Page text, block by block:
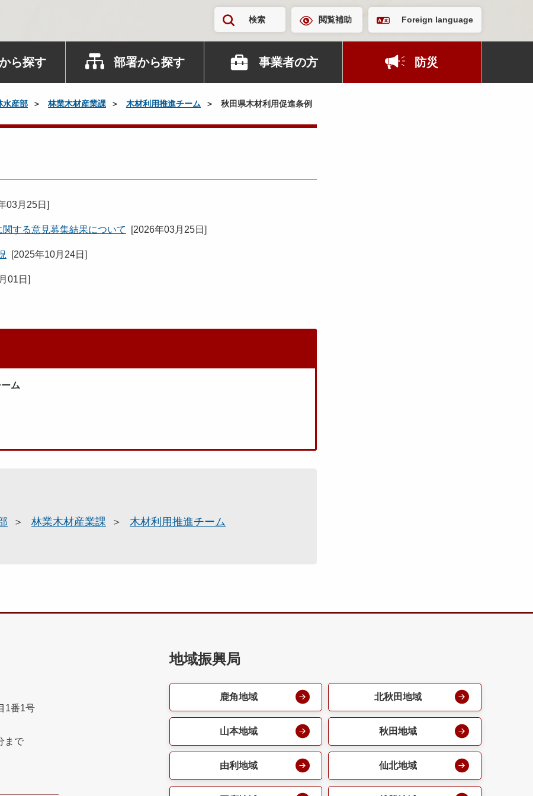
検索 閲覧補助 Foreign language
ら探す 部署から探す 事業者の方 防災
水産部 林業木材産業課 木材利用推進チーム 秋田県木材利用促進条例
03月25日 ]
する意見募集結果について [2026年03月25日 ]
[2025年10月24日 ]
01日 ]
ム
林業木材産業課
木材利用推進チーム
1番1号
まで
地域振興局
鹿角地域 北秋田地域
山本地域 秋田地域
由利地域 仙北地域